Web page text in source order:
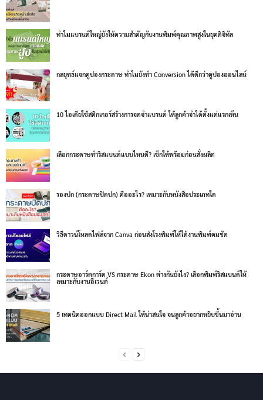
ทำไมแบรนด์ใหญ่ยังให้ความสำคัญกับงานพิมพ์คุณภาพสูงในยุคดิจิทัล
กลยุทธ์แจกคูปองกระดาษ ทำไมยังทำ Conversion ได้ดีกว่าคูปองออนไลน์
10 ไอเดียใช้สติกเกอร์สร้างการจดจำแบรนด์ ให้ลูกค้าจำได้ตั้งแต่แรกเห็น
เลือกกระดาษทำริสแบนด์แบบไหนดี? เช็กให้พร้อมก่อนสั่งผลิต
รองปก (กระดาษปิดปก) คืออะไร? เหมาะกับหนังสือประเภทใด
วิธีดาวน์โหลดไฟล์จาก Canva ก่อนส่งโรงพิมพ์ให้ได้งานพิมพ์คมชัด
กระดาษอาร์ตการ์ด VS กระดาษ Ekon ต่างกันยังไง? เลือกพิมพ์ริสแบนด์ให้
เหมาะกับงานอีเวนต์
5 เทคนิคออกแบบ Direct Mail ให้น่าสนใจ จนลูกค้าอยากหยิบขึ้นมาอ่าน